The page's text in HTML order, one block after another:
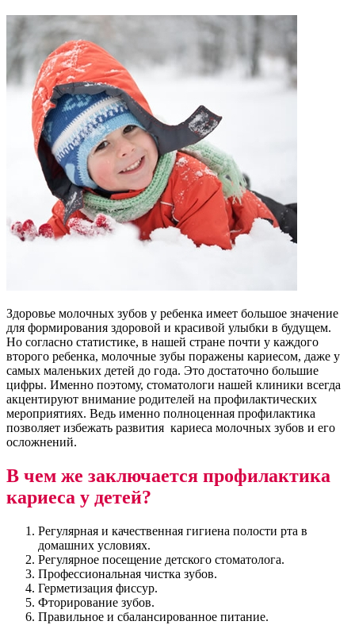
Здоровье молочных зубов у ребенка имеет большое значение
для формирования здоровой и красивой улыбки в будущем.
Но согласно статистике, в нашей стране почти у каждого
второго ребенка, молочные зубы поражены кариесом, даже у
самых маленьких детей до года. Это достаточно большие
цифры. Именно поэтому, стоматологи нашей клиники всегда
акцентируют внимание родителей на профилактических
мероприятиях. Ведь именно полноценная профилактика
позволяет избежать развития кариеса молочных зубов и его
осложнений.
В чем же заключается профилактика
кариеса у детей?
Регулярная и качественная гигиена полости рта в
домашних условиях.
Регулярное посещение детского стоматолога.
Профессиональная чистка зубов.
Герметизация фиссур.
Фторирование зубов.
Правильное и сбалансированное питание.